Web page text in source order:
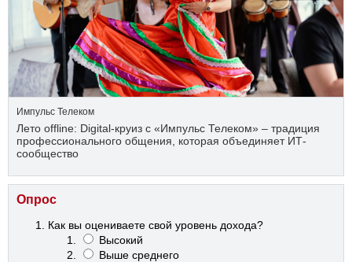
Импульс Телеком
Лето offline: Digital-круиз с «Импульс Телеком» – традиция
профессионального общения, которая объединяет ИТ-
сообщество
Опрос
Как вы оцениваете свой уровень дохода?
Высокий
Выше среднего